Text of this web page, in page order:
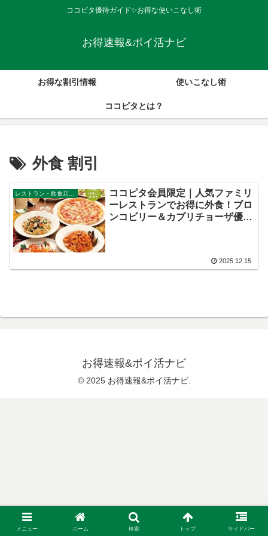
ココピタ優待ガイド✨お得な使いこなし術
お得速報&ポイ活ナビ
お得な割引情報 使いこなし術
ココピタとは？
外食 割引
ココピタ会員限定｜人気ファミリ
ーレストランでお得に外食！ブロ
ンコビリー＆カプリチョーザ優待
2025.12.15
お得速報&ポイ活ナビ
© 2025 お得速報&ポイ活ナビ.
メニュー ホーム 検索 トップ サイドバー